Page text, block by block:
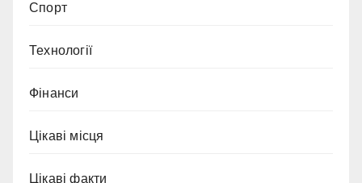
Спорт
Технології
Фінанси
Цікаві місця
Цікаві факти